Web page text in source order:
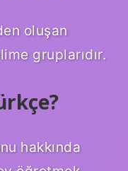
oluşan
gruplarıdır.
hakkında